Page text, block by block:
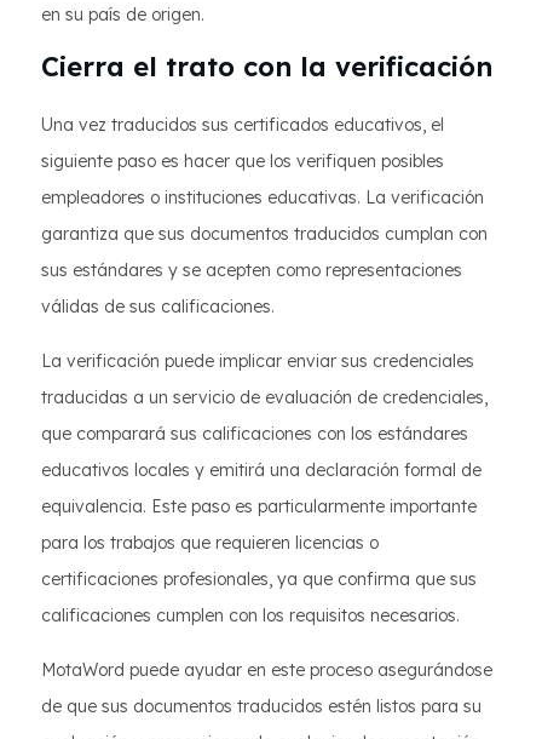
en su país de origen.
Cierra el trato con la verificación
Una vez traducidos sus certificados educativos, el
siguiente paso es hacer que los verifiquen posibles
empleadores o instituciones educativas. La verificación
garantiza que sus documentos traducidos cumplan con
sus estándares y se acepten como representaciones
válidas de sus calificaciones.
La verificación puede implicar enviar sus credenciales
traducidas a un servicio de evaluación de credenciales,
que comparará sus calificaciones con los estándares
educativos locales y emitirá una declaración formal de
equivalencia. Este paso es particularmente importante
para los trabajos que requieren licencias o
certificaciones profesionales, ya que confirma que sus
calificaciones cumplen con los requisitos necesarios.
MotaWord puede ayudar en este proceso asegurándose
de que sus documentos traducidos estén listos para su